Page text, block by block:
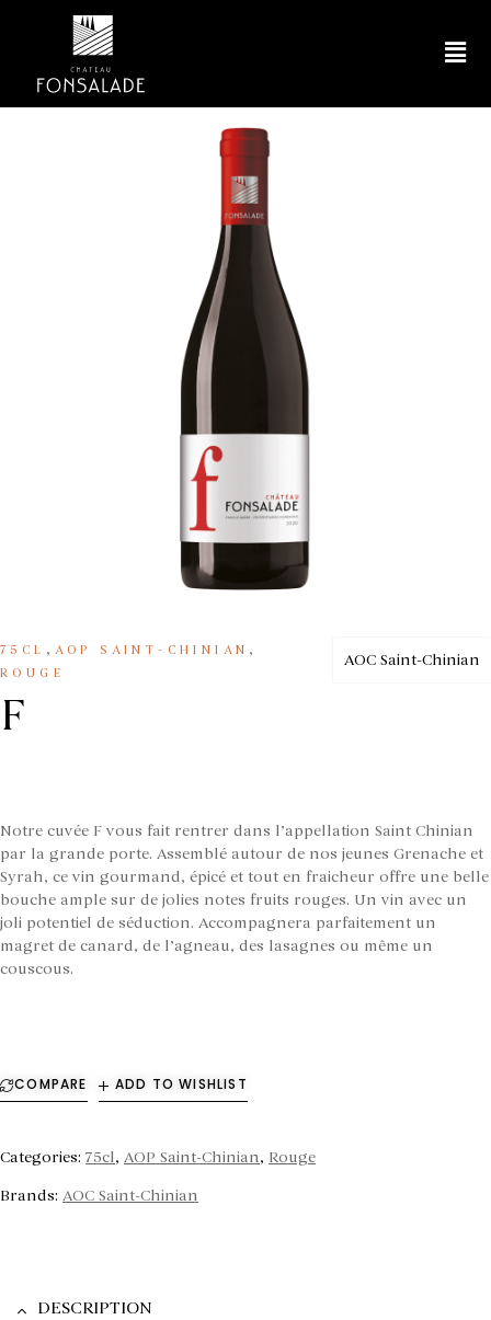
AOC Saint-Chinian
75CL , AOP SAINT-CHINIAN ,
ROUGE
F
Notre cuvée F vous fait rentrer dans l’appellation Saint Chinian
par la grande porte. Assemblé autour de nos jeunes Grenache et
Syrah, ce vin gourmand, épicé et tout en fraicheur offre une belle
bouche ample sur de jolies notes fruits rouges. Un vin avec un
joli potentiel de séduction. Accompagnera parfaitement un
magret de canard, de l’agneau, des lasagnes ou même un
couscous.
COMPARE ADD TO WISHLIST
Categories: 75cl, AOP Saint-Chinian, Rouge
Brands: AOC Saint-Chinian
DESCRIPTION